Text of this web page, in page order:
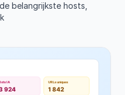
belangrijkste hosts,